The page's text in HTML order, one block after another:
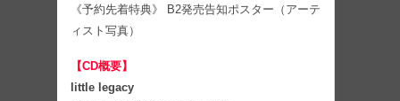
《予約先着特典》 B2発売告知ポスター（アーテ
ィスト写真）
【CD概要】
little legacy